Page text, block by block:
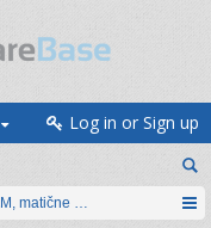
Log in or Sign up
matične ploče i grafičke